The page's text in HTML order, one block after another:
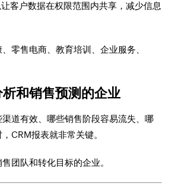
客户数据在权限范围内共享，减少信息
、零售电商、教育培训、企业服务、
和销售预测的企业
道有效、哪些销售阶段容易流失、哪
CRM报表就非常关键。
售团队和转化目标的企业。